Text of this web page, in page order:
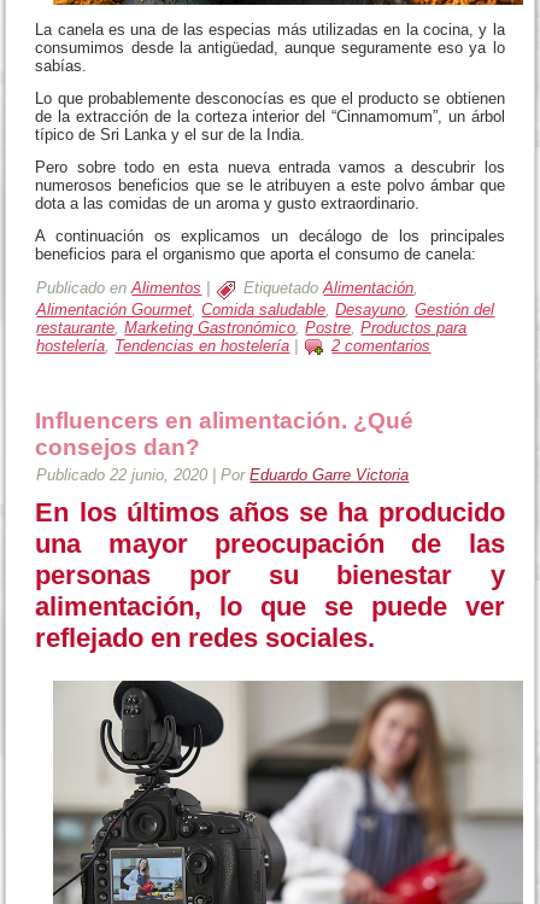
La canela es una de las especias más utilizadas en la cocina, y la
consumimos desde la antigüedad, aunque seguramente eso ya lo
sabías.
Lo que probablemente desconocías es que el producto se obtienen
de la extracción de la corteza interior del “Cinnamomum”, un árbol
típico de Sri Lanka y el sur de la India.
Pero sobre todo en esta nueva entrada vamos a descubrir los
numerosos beneficios que se le atribuyen a este polvo ámbar que
dota a las comidas de un aroma y gusto extraordinario.
A continuación os explicamos un decálogo de los principales
beneficios para el organismo que aporta el consumo de canela:
Publicado en Alimentos Etiquetado Alimentación,
Alimentación Gourmet ,Comida saludable ,Desayuno ,Gestión del
restaurante ,Marketing Gastronómico ,Postre ,Productos para
hostelería, Tendencias en hostelería 2 comentarios
Influencers en alimentación. ¿Qué
consejos dan?
Publicado 22 junio, 2020 |Por Eduardo Garre Victoria
En los últimos años se ha producido
una mayor preocupación de las
personas por su bienestar y
alimentación, lo que se puede ver
reflejado en redes sociales.